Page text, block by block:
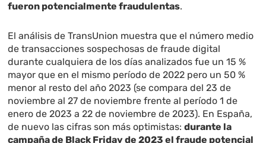
fueron potencialmente fraudulentas.
El análisis de TransUnion muestra que el número medio
de transacciones sospechosas de fraude digital
durante cualquiera de los días analizados fue un 15 %
mayor que en el mismo período de 2022 pero un 50 %
menor al resto del año 2023 (se compara del 23 de
noviembre al 27 de noviembre frente al período 1 de
enero de 2023 a 22 de noviembre de 2023). En España,
de nuevo las cifras son más optimistas:durante la
campaña de Black Friday de 2023 el fraude potencial